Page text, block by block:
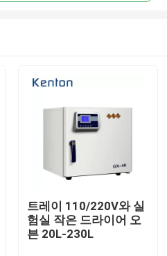
트레이 110/220V와 실
험실 작은 드라이어 오
븐 20L-230L